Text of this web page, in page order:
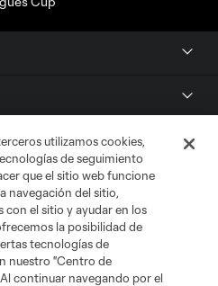
utilizamos cookies,
de seguimiento
que el sitio web funcione
navegación del sitio,
el sitio y ayudar en los
la posibilidad de
tecnologías de
nuestro "Centro de
continuar navegando por el